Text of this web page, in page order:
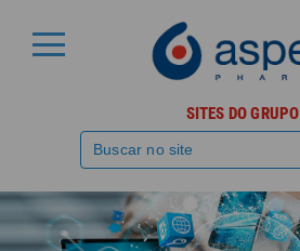
SITES DO GRUPO